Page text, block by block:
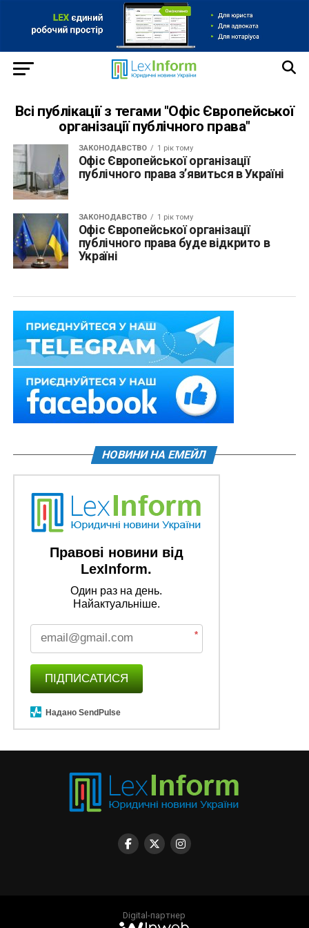
Всі публікації з тегами "Офіс Європейської
організації публічного права"
ЗАКОНОДАВСТВО 1 рік тому
Офіс Європейської організації
публічного права з’явиться в Україні
ЗАКОНОДАВСТВО 1 рік тому
Офіс Європейської організації
публічного права буде відкрито в
Україні
НОВИНИ НА ЕМЕЙЛ
Правові новини від
LexInform.
Один раз на день.
Найактуальніше.
*
ПІДПИСАТИСЯ
Надано SendPulse
Digital-партнер